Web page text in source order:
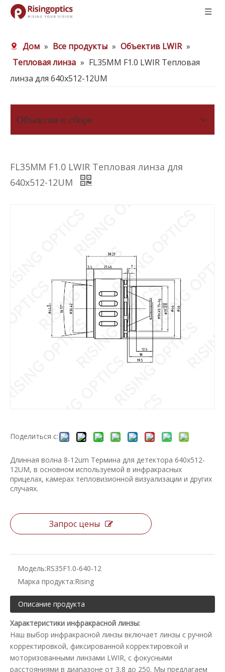
Дом » Все продукты » Объектив LWIR »
Тепловая линза » FL35MM F1.0 LWIR Тепловая
линза для 640x512-12UM
Объектив в сборе
FL35MM F1.0 LWIR Тепловая линза для
640x512-12UM
Поделиться с:
Длинная волна 8-12um Термина для детектора 640x512-
12UM, в основном используемой в инфракрасных
прицелах, камерах тепловизионной визуализации и других
случаях.
Запрос цены
Модель:RS35F1.0-640-12
Марка продукта:Rising
Описание продукта
Характеристики инфракрасной линзы:
Наш выбор инфракрасной линзы включает линзы с ручной
корректировкой, фиксированной корректировкой и
моторизованными линзами LWIR, с фокусными
расстояниями в диапазоне от 3,8 до 250. Мы предлагаем